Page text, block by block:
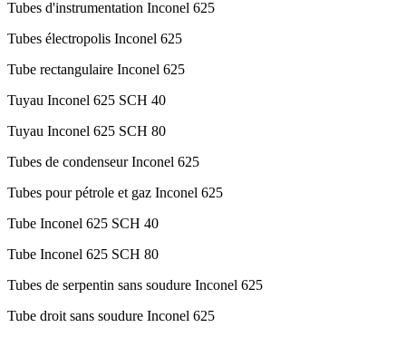
Tubes d'instrumentation Inconel 625
Tubes électropolis Inconel 625
Tube rectangulaire Inconel 625
Tuyau Inconel 625 SCH 40
Tuyau Inconel 625 SCH 80
Tubes de condenseur Inconel 625
Tubes pour pétrole et gaz Inconel 625
Tube Inconel 625 SCH 40
Tube Inconel 625 SCH 80
Tubes de serpentin sans soudure Inconel 625
Tube droit sans soudure Inconel 625